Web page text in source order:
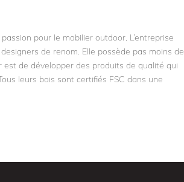
pour le mobilier outdoor. L’entreprise
de renom. Elle possède pas moins de
est de développer des produits de qualité qui
leurs bois sont certifiés FSC dans une